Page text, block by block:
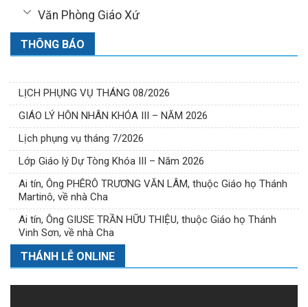
Văn Phòng Giáo Xứ
THÔNG BÁO
LỊCH PHỤNG VỤ THÁNG 08/2026
GIÁO LÝ HÔN NHÂN KHÓA III – NĂM 2026
Lịch phụng vụ tháng 7/2026
Lớp Giáo lý Dự Tòng Khóa III – Năm 2026
Ai tín, Ông PHÊRÔ TRƯƠNG VĂN LÂM, thuộc Giáo họ Thánh
Martinô, về nhà Cha
Ai tín, Ông GIUSE TRẦN HỮU THIỆU, thuộc Giáo họ Thánh
Vinh Sơn, về nhà Cha
THÁNH LỄ ONLINE